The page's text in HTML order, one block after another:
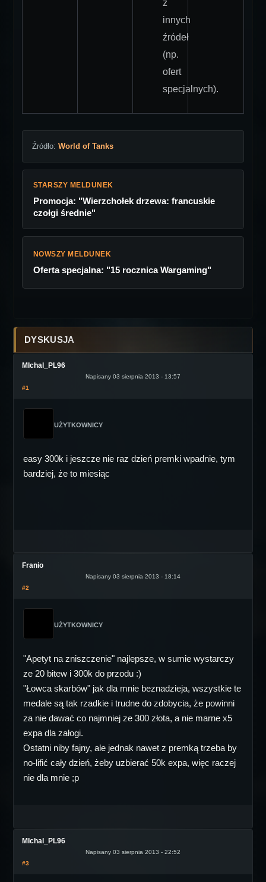
z
innych
źródeł
(np.
ofert
specjalnych).
Źródło: World of Tanks
STARSZY MELDUNEK
Promocja: "Wierzchołek drzewa: francuskie
czołgi średnie"
NOWSZY MELDUNEK
Oferta specjalna: "15 rocznica Wargaming"
DYSKUSJA
MIchal_PL96
Napisany 03 sierpnia 2013 - 13:57
#1
UŻYTKOWNICY
easy 300k i jeszcze nie raz dzień premki wpadnie, tym
bardziej, że to miesiąc
Franio
Napisany 03 sierpnia 2013 - 18:14
#2
UŻYTKOWNICY
"Apetyt na zniszczenie" najlepsze, w sumie wystarczy
ze 20 bitew i 300k do przodu :)
"Łowca skarbów" jak dla mnie beznadzieja, wszystkie te
medale są tak rzadkie i trudne do zdobycia, że powinni
za nie dawać co najmniej ze 300 złota, a nie marne x5
expa dla załogi.
Ostatni niby fajny, ale jednak nawet z premką trzeba by
no-lifić cały dzień, żeby uzbierać 50k expa, więc raczej
nie dla mnie ;p
MIchal_PL96
Napisany 03 sierpnia 2013 - 22:52
#3